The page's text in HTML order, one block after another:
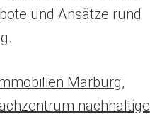
und Ansätze rund
Marburg,
nachhaltige